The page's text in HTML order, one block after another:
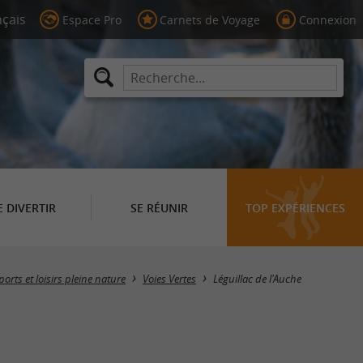
Espace Pro Carnets de Voyage Connexion
DIVERTIR SE RÉUNIR TOP EXPÉRIENCES
Masquer la carte
et loisirs pleine nature Voies Vertes Léguillac de l'Auche